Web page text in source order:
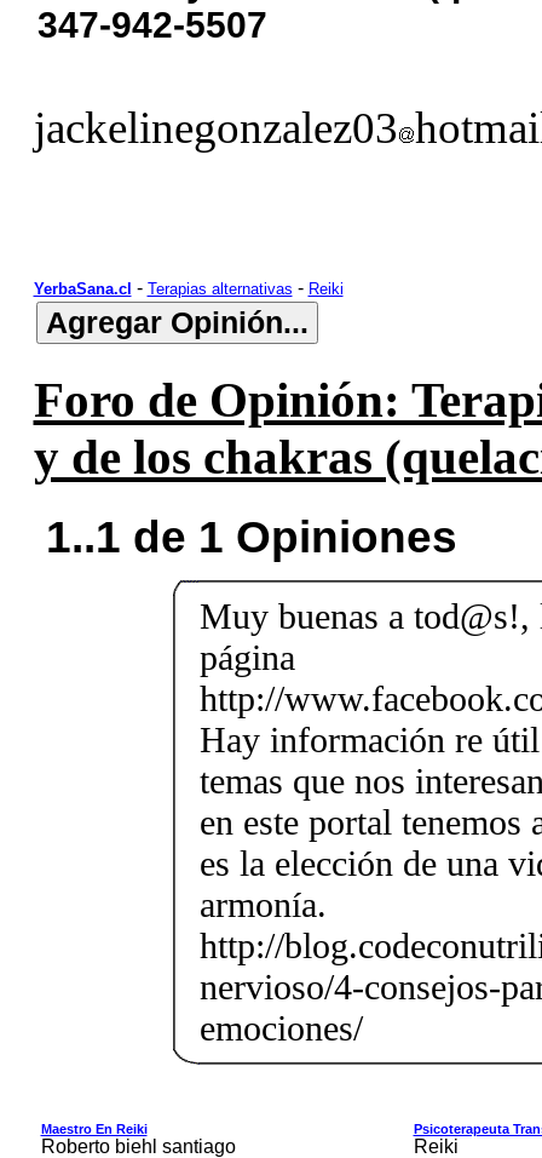
347-942-5507
jackelinegonzalez03
YerbaSana.cl - Terapias alternativas - Reiki
Foro de Opinión:
y de los chakras
1..1 de 1 Opiniones
Muy buenas a tod@s!,
página
http://
Hay información re
temas que nos
en este portal
es la elección de una
armonía.
http://
nervioso/4-consejos-
emociones/
Maestro En Reiki
Roberto biehl santiago
Psicoterapeuta
Reiki